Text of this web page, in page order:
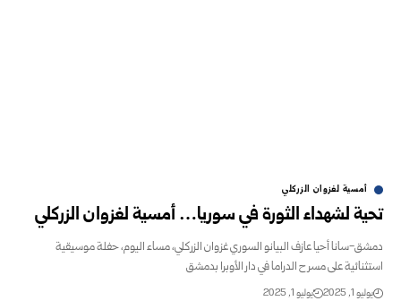
أمسية لغزوان الزركلي
تحية لشهداء الثورة في سوريا… أمسية لغزوان الزركلي
دمشق-سانا أحيا عازف البيانو السوري غزوان الزركلي، مساء اليوم، حفلة موسيقية
استثنائية على مسرح الدراما في دار الأوبرا بدمشق
يوليو 1, 2025 يوليو 1, 2025